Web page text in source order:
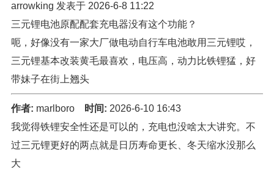
arrowking 发表于 2026-6-8 11:22
三元锂电池原配配套充电器没有这个功能？
呃，好像没有一家大厂做电动自行车电池敢用三元锂哎，
三元锂基本改装黄毛最喜欢，电压高，动力比铁锂猛，好
带妹子在街上翘头
作者: marlboro 时间: 2026-6-10 16:43
我觉得铁锂安全性还是可以的，充电也没啥太大讲究。不
过三元锂更好的两点就是日历寿命更长、冬天缩水没那么
大